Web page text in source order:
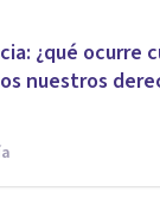
¿qué ocurre
nuestros